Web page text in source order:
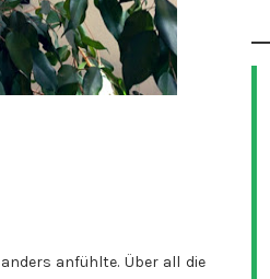
anfühlte. Über all die